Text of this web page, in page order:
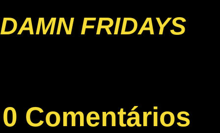
DAMN FRIDAYS
0 Comentários